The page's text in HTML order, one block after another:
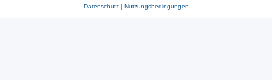
Datenschutz| Nutzungsbedingungen